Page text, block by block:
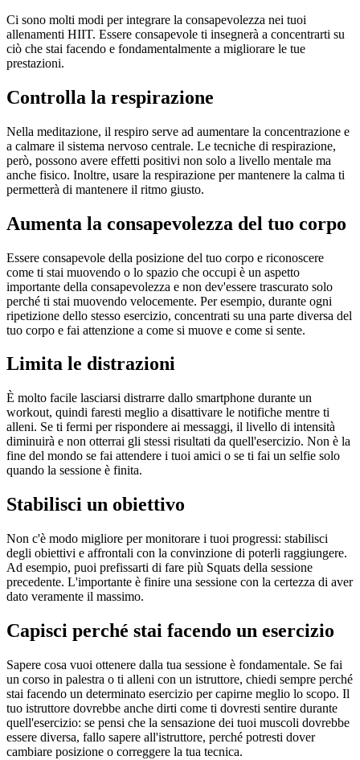
Ci sono molti modi per integrare la consapevolezza nei tuoi
allenamenti HIIT. Essere consapevole ti insegnerà a concentrarti su
ciò che stai facendo e fondamentalmente a migliorare le tue
prestazioni.
Controlla la respirazione
Nella meditazione, il respiro serve ad aumentare la concentrazione e
a calmare il sistema nervoso centrale. Le tecniche di respirazione,
però, possono avere effetti positivi non solo a livello mentale ma
anche fisico. Inoltre, usare la respirazione per mantenere la calma ti
permetterà di mantenere il ritmo giusto.
Aumenta la consapevolezza del tuo corpo
Essere consapevole della posizione del tuo corpo e riconoscere
come ti stai muovendo o lo spazio che occupi è un aspetto
importante della consapevolezza e non dev'essere trascurato solo
perché ti stai muovendo velocemente. Per esempio, durante ogni
ripetizione dello stesso esercizio, concentrati su una parte diversa del
tuo corpo e fai attenzione a come si muove e come si sente.
Limita le distrazioni
È molto facile lasciarsi distrarre dallo smartphone durante un
workout, quindi faresti meglio a disattivare le notifiche mentre ti
alleni. Se ti fermi per rispondere ai messaggi, il livello di intensità
diminuirà e non otterrai gli stessi risultati da quell'esercizio. Non è la
fine del mondo se fai attendere i tuoi amici o se ti fai un selfie solo
quando la sessione è finita.
Stabilisci un obiettivo
Non c'è modo migliore per monitorare i tuoi progressi: stabilisci
degli obiettivi e affrontali con la convinzione di poterli raggiungere.
Ad esempio, puoi prefissarti di fare più Squats della sessione
precedente. L'importante è finire una sessione con la certezza di aver
dato veramente il massimo.
Capisci perché stai facendo un esercizio
Sapere cosa vuoi ottenere dalla tua sessione è fondamentale. Se fai
un corso in palestra o ti alleni con un istruttore, chiedi sempre perché
stai facendo un determinato esercizio per capirne meglio lo scopo. Il
tuo istruttore dovrebbe anche dirti come ti dovresti sentire durante
quell'esercizio: se pensi che la sensazione dei tuoi muscoli dovrebbe
essere diversa, fallo sapere all'istruttore, perché potresti dover
cambiare posizione o correggere la tua tecnica.